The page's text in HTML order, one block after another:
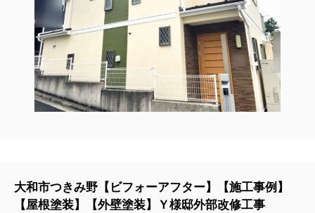
大和市つきみ野【ビフォーアフター】【施工事例】
【屋根塗装】【外壁塗装】Ｙ様邸外部改修工事